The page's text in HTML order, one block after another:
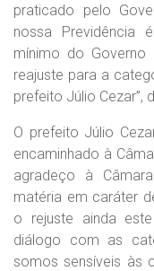
praticado pelo
nossa Previdência
mínimo do
reajuste para a
prefeito Júlio Cezar”,
O prefeito Júlio
encaminhado à
agradeço à
matéria em caráter
o rejuste ainda
diálogo com as
somos sensíveis às